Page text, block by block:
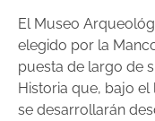
El Museo
elegido por la
puesta de largo de
Historia que, bajo el
se desarrollarán